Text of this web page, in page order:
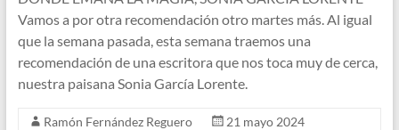
Vamos a por otra recomendación otro martes más. Al igual
que la semana pasada, esta semana traemos una
recomendación de una escritora que nos toca muy de cerca,
nuestra paisana Sonia García Lorente.
Ramón Fernández Reguero
21 mayo 2024